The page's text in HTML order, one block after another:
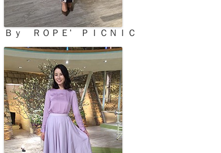
Ｂｙ ＲＯＰＥ’ ＰＩＣＮＩＣ